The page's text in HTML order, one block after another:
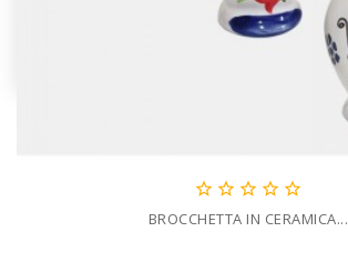
    
BROCCHETTA IN CERAMICA...